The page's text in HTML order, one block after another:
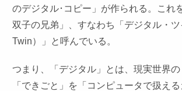
のデジタル･コピー」が作られる。これ
双子の兄弟」、すなわち「デジタル・ツ
Twin）」と呼んでいる。
つまり、「デジタル」とは、現実世界
「できごと」を「コンピュータで扱え